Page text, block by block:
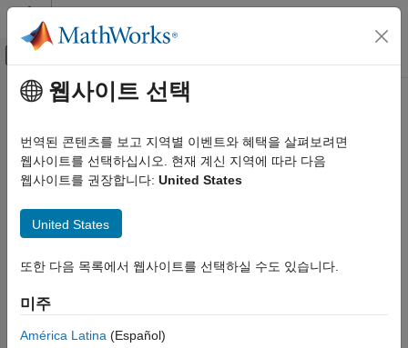
콘텐츠로 바로 가기
오프캔버스 탐색 메뉴 토글
문서 홈
외부 언어 인터페이스
MATLAB과 웹 서비스
호출하기
이 페이지 내용
설명
입력 인수
주요 콘텐츠
getData
클래스:matlab.net.http.io.MultipartProvider
네임스페이스:matlab.net.http.io
multipart HTTP 요청 메시지에서 전송할 다음 데이터 버퍼
구문
[data,stop] = getData(provider,length)
웹사이트 선택
번역된 콘텐츠를 보고 지역별 이벤트와 혜택을 살펴보려면
웹사이트를 선택하십시오. 현재 계신 지역에 따라 다음
웹사이트를 권장합니다: United States
United States
또한 다음 목록에서 웹사이트를 선택하실 수도 있습니다.
미주
América Latina (Español)